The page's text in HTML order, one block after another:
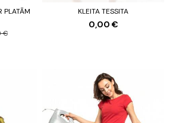
PLATĀM
€
KLEITA TESSITA
0,00 €